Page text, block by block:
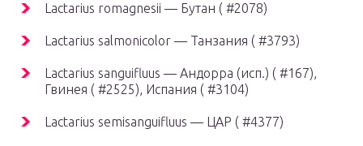
Lactarius romagnesii — Бутан ( #2078)
Lactarius salmonicolor — Танзания ( #3793)
Lactarius sanguifluus — Андорра (исп.) ( #167),
Гвинея ( #2525), Испания ( #3104)
Lactarius semisanguifluus — ЦАР ( #4377)